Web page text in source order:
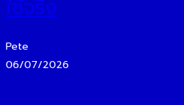
ใช้จริง
Pete
06/07/2026